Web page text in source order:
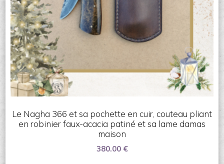
Le Nagha 366 et sa pochette en cuir, couteau pliant
en robinier faux-acacia patiné et sa lame damas
maison
380.00 €